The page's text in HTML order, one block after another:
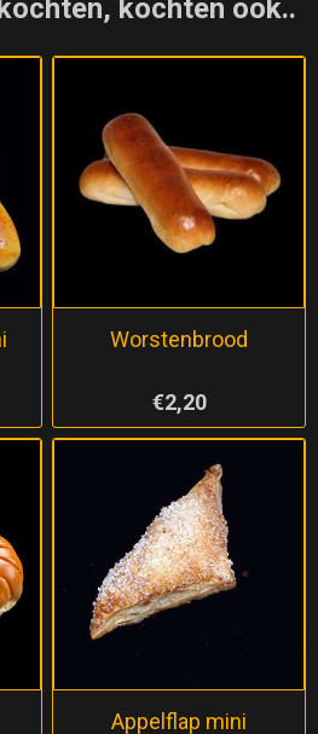
kochten ook..
Worstenbrood
€2,20
Appelflap mini